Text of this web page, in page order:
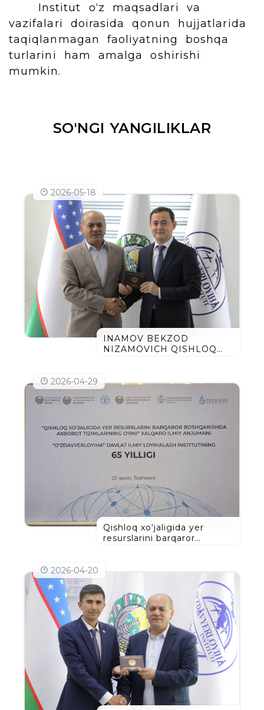
Institut o‘z maqsadlari va
vazifalari doirasida qonun hujjatlarida
taqiqlanmagan faoliyatning boshqa
turlarini ham amalga oshirishi
mumkin.
SO'NGI YANGILIKLAR
2026-05-18
INAMOV BEKZOD
NIZAMOVICH QISHLOQ
DARAJASINI OLDI
2026-04-29
Qishloq xo‘jaligida yer
resurslarini barqaror
2026-04-20